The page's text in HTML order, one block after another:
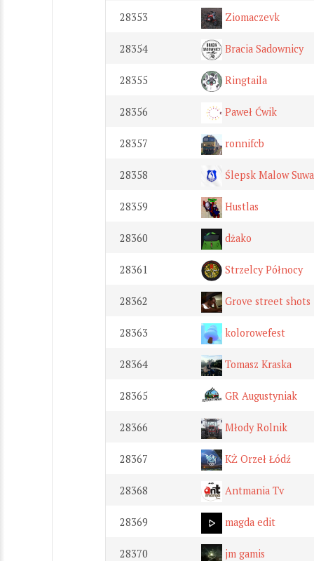
28353 Ziomaczevk
28354 Bracia Sadownicy
28355 Ringtaila
28356 Paweł Ćwik
28357 ronnifcb
28358 Ślepsk Malow
28359 Hustlas
28360 dżako
28361 Strzelcy Północy
28362 Grove street shots
28363 kolorowefest
28364 Tomasz Kraska
28365 GR Augustyniak
28366 Młody Rolnik
28367 KŻ Orzeł Łódź
28368 Antmania Tv
28369 magda edit
28370 jm gamis